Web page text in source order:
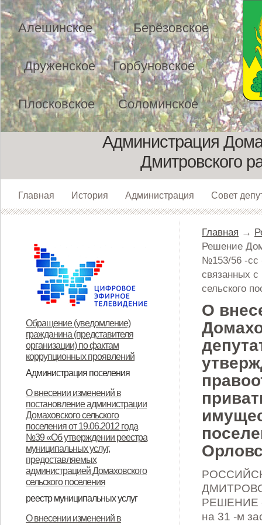
Алешинское Берёзовское
Друженское Горбуновское
Плосковское Соломинское
Главная История Администрация Совет
Администрация
Дмитровского
Обращение (уведомление)
гражданина (представителя
организации) по фактам
коррупционных проявлений
Администрация поселения
Структура и прием граждан
О внесении изменений в
постановление администрации
Домаховского сельского
поселения от 19.06.2012 года
№39 «Об утверждении реестра
муниципальных услуг,
предоставляемых
администрацией Домаховского
сельского поселения
реестр муниципальных услуг
Реестр муниципальных услуг,
Об утверждении реестра
Об утверждении Положения о
О внесении изменений в
Главная →
Решение
№153/56 -сс
связанных
сельского
О
РЕШЕНИЕ «
на 31 -м